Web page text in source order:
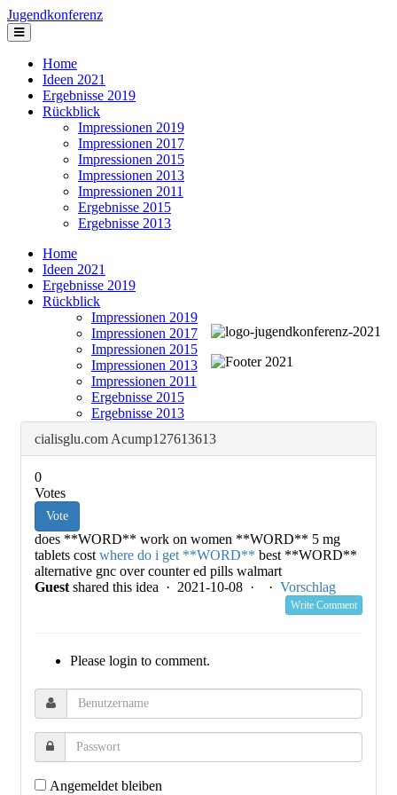
Jugendkonferenz
Home
Ideen 2021
Ergebnisse 2019
Rückblick
Impressionen 2019
Impressionen 2017
Impressionen 2015
Impressionen 2013
Impressionen 2011
Ergebnisse 2015
Ergebnisse 2013
Home
Ideen 2021
Ergebnisse 2019
Rückblick
Impressionen 2019
Impressionen 2017
Impressionen 2015
Impressionen 2013
Impressionen 2011
Ergebnisse 2015
Ergebnisse 2013
cialisglu.com Acump127613613
0
Votes
Vote
does **WORD** work on women **WORD** 5 mg
tablets cost where do i get **WORD** best **WORD**
alternative gnc over counter ed pills walmart
Guest shared this idea · 2021-10-08 · · Vorschlag
Write Comment
Please login to comment.
Angemeldet bleiben